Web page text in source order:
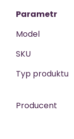
Parametr
Model
SKU
Typ produktu
Producent